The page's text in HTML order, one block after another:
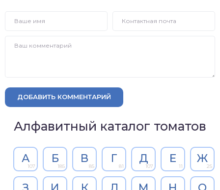
ДОБАВИТЬ КОММЕНТАРИЙ
Алфавитный каталог томатов
А
107
Б
185
В
85
Г
81
Д
107
Е
11
Ж
25